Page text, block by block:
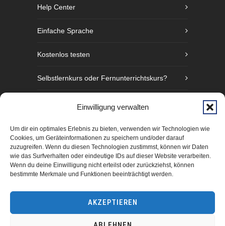
Einwilligung verwalten
Um dir ein optimales Erlebnis zu bieten, verwenden wir Technologien wie
Cookies, um Geräteinformationen zu speichern und/oder darauf
zuzugreifen. Wenn du diesen Technologien zustimmst, können wir Daten
wie das Surfverhalten oder eindeutige IDs auf dieser Website verarbeiten.
Wenn du deine Einwilligung nicht erteilst oder zurückziehst, können
bestimmte Merkmale und Funktionen beeinträchtigt werden.
AKZEPTIEREN
Help Center
Einfache Sprache
Kostenlos testen
Selbstlernkurs oder Fernunterrichtskurs?
Fünf Gründe Gebärdensprache zu lernen